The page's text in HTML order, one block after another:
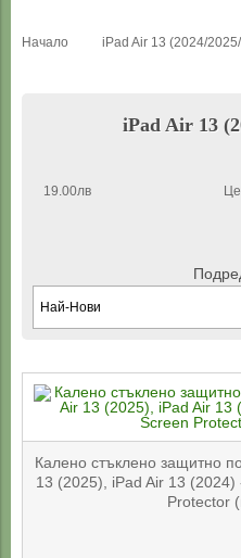
Начало iPad Air 13 (2024/
iPad Air 13
19.00лв
Калено стъклено защитно
13 (2025), iPad Air 13
Protector